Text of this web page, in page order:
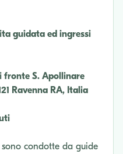
guidata ed ingressi
fronte S. Apollinare
Ravenna RA, Italia
condotte da guide